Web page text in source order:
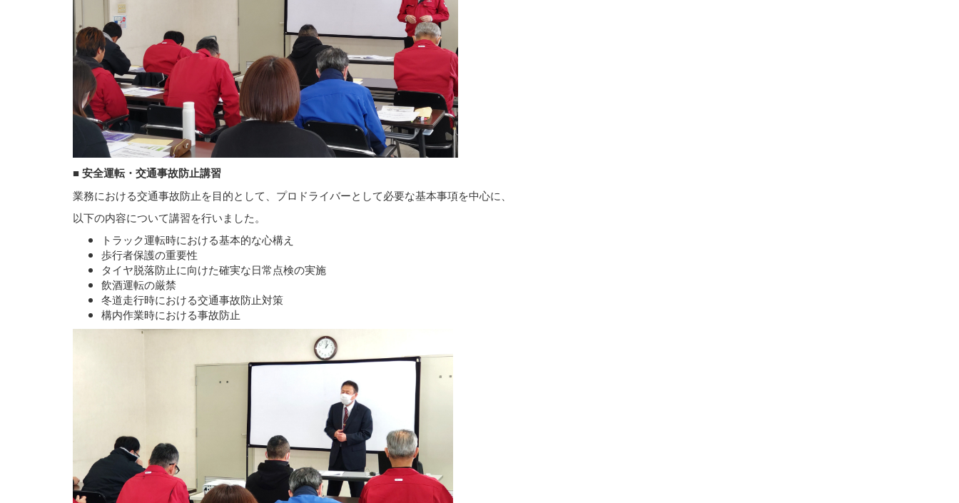
■ 安全運転・交通事故防止講習
業務における交通事故防止を目的として、プロドライバーとして必要な基本事項を中心に、
以下の内容について講習を行いました。
トラック運転時における基本的な心構え
歩行者保護の重要性
タイヤ脱落防止に向けた確実な日常点検の実施
飲酒運転の厳禁
冬道走行時における交通事故防止対策
構内作業時における事故防止